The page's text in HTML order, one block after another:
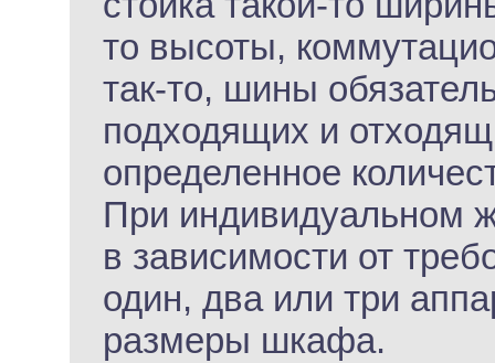
то высоты,
так-то, шины
подходящих и
определенное
При индивидуальном
в зависимости от
один, два или три
размеры шкафа.